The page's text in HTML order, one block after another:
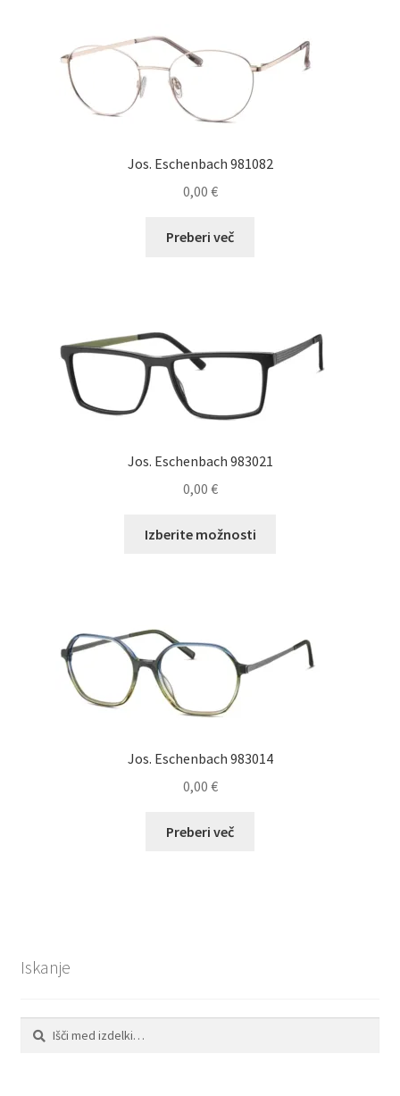
Jos. Eschenbach 981082
0,00 €
Preberi več
Jos. Eschenbach 983021
0,00 €
Izberite možnosti
Možnosti
lahko
Jos. Eschenbach 983014
0,00 €
Preberi več
Iskanje
Išči:
Iskanje